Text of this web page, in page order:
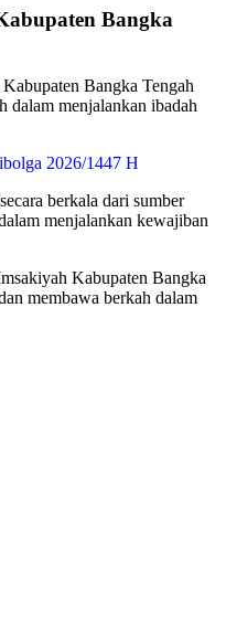
Bangka
Bangka Tengah
dalam menjalankan ibadah
2026/1447 H
berkala dari sumber
menjalankan kewajiban
Kabupaten Bangka
membawa berkah dalam